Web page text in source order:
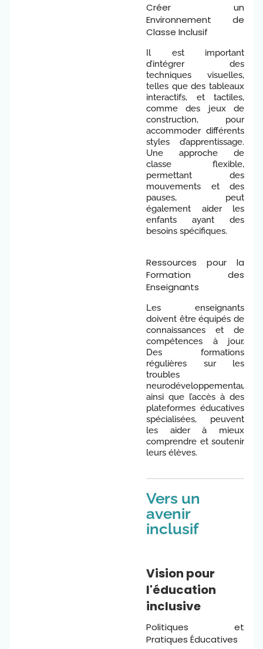
Créer un
Environnement de
Classe Inclusif
Il est important
d’intégrer des
techniques visuelles,
telles que des tableaux
interactifs, et tactiles,
comme des jeux de
construction, pour
accommoder différents
styles d’apprentissage.
Une approche de
classe flexible,
permettant des
mouvements et des
pauses, peut
également aider les
enfants ayant des
besoins spécifiques.
Ressources pour la
Formation des
Enseignants
Les enseignants
doivent être équipés de
connaissances et de
compétences à jour.
Des formations
régulières sur les
troubles
neurodéveloppementaux,
ainsi que l’accès à des
plateformes éducatives
spécialisées, peuvent
les aider à mieux
comprendre et soutenir
leurs élèves.
Vers un
avenir
inclusif
Vision pour
l'éducation
inclusive
Politiques et
Pratiques Éducatives